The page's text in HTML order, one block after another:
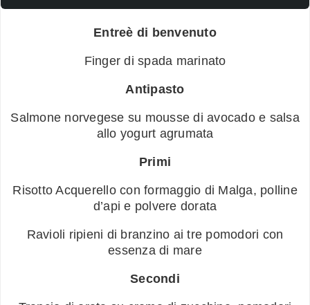
Entreè di benvenuto
Finger di spada marinato
Antipasto
Salmone norvegese su mousse di avocado e salsa
allo yogurt agrumata
Primi
Risotto Acquerello con formaggio di Malga, polline
d’api e polvere dorata
Ravioli ripieni di branzino ai tre pomodori con
essenza di mare
Secondi